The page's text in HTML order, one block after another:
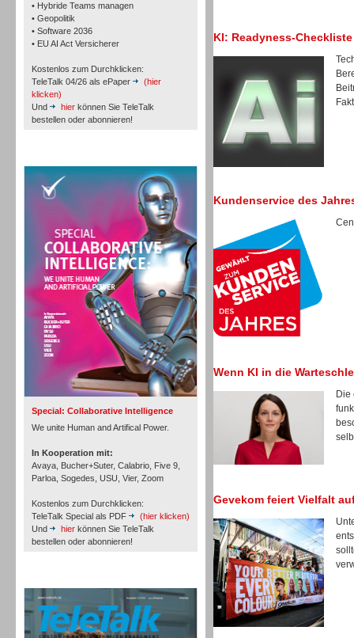
• Hybride Teams managen
• Geopolitik
• Software 2036
• EU AI Act Versicherer
Kostenlos zum Durchklicken:
TeleTalk 04/26 als ePaper
(hier
klicken)
Und
hier können Sie TeleTalk
bestellen oder abonnieren!
Special: Collaborative Intelligence
We unite Human and Artifical Power.
In Kooperation mit:
Avaya, Bucher+Suter, Calabrio, Five 9,
Parloa, Sogedes, USU, Vier, Zoom
Kostenlos zum Durchklicken:
TeleTalk Special als PDF
(hier klicken)
Und
hier können Sie TeleTalk
bestellen oder abonnieren!
Workforce-Management
Personal
Inbound
KI: Readyness-Checkliste
Kundenservice des
Wenn KI in die
Die
Gevekom feiert Vielfalt